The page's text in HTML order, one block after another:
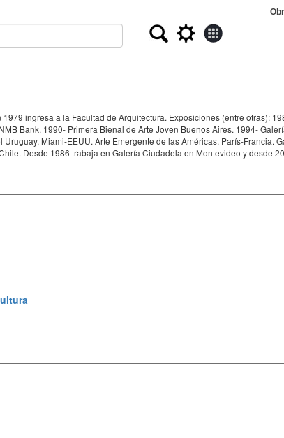
ingresa a la Facultad de Arquitectura. Exposiciones (entre otras):
Bank. 1990- Primera Bienal de Arte Joven Buenos Aires. 1994-
Miami-EEUU. Arte Emergente de las Américas, París-Francia.
Desde 1986 trabaja en Galería Ciudadela en Montevideo y desde